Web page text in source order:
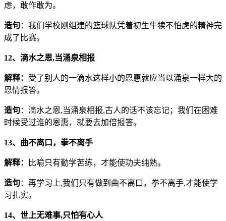
虑，敢作敢为。
造句：我们学校刚组建的篮球队凭着初生牛犊不怕虎的精神完
成了比赛。
12、滴水之恩,当涌泉相报
解释： 受了别人的一滴水这样小的恩惠就应当以涌泉一样大的
恩情报答。
造句：滴水之恩,当涌泉相报,古人的话不该忘记；我们在困难
时候受过谁的恩惠，就要去加倍报答。
13、曲不离口，拳不离手
解释： 比喻只有勤学苦练，才能使功夫纯熟。
造句：再学习上,我们只有做到曲不离口，拳不离手,才能使学
习扎实。
14、世上无难事,只怕有心人